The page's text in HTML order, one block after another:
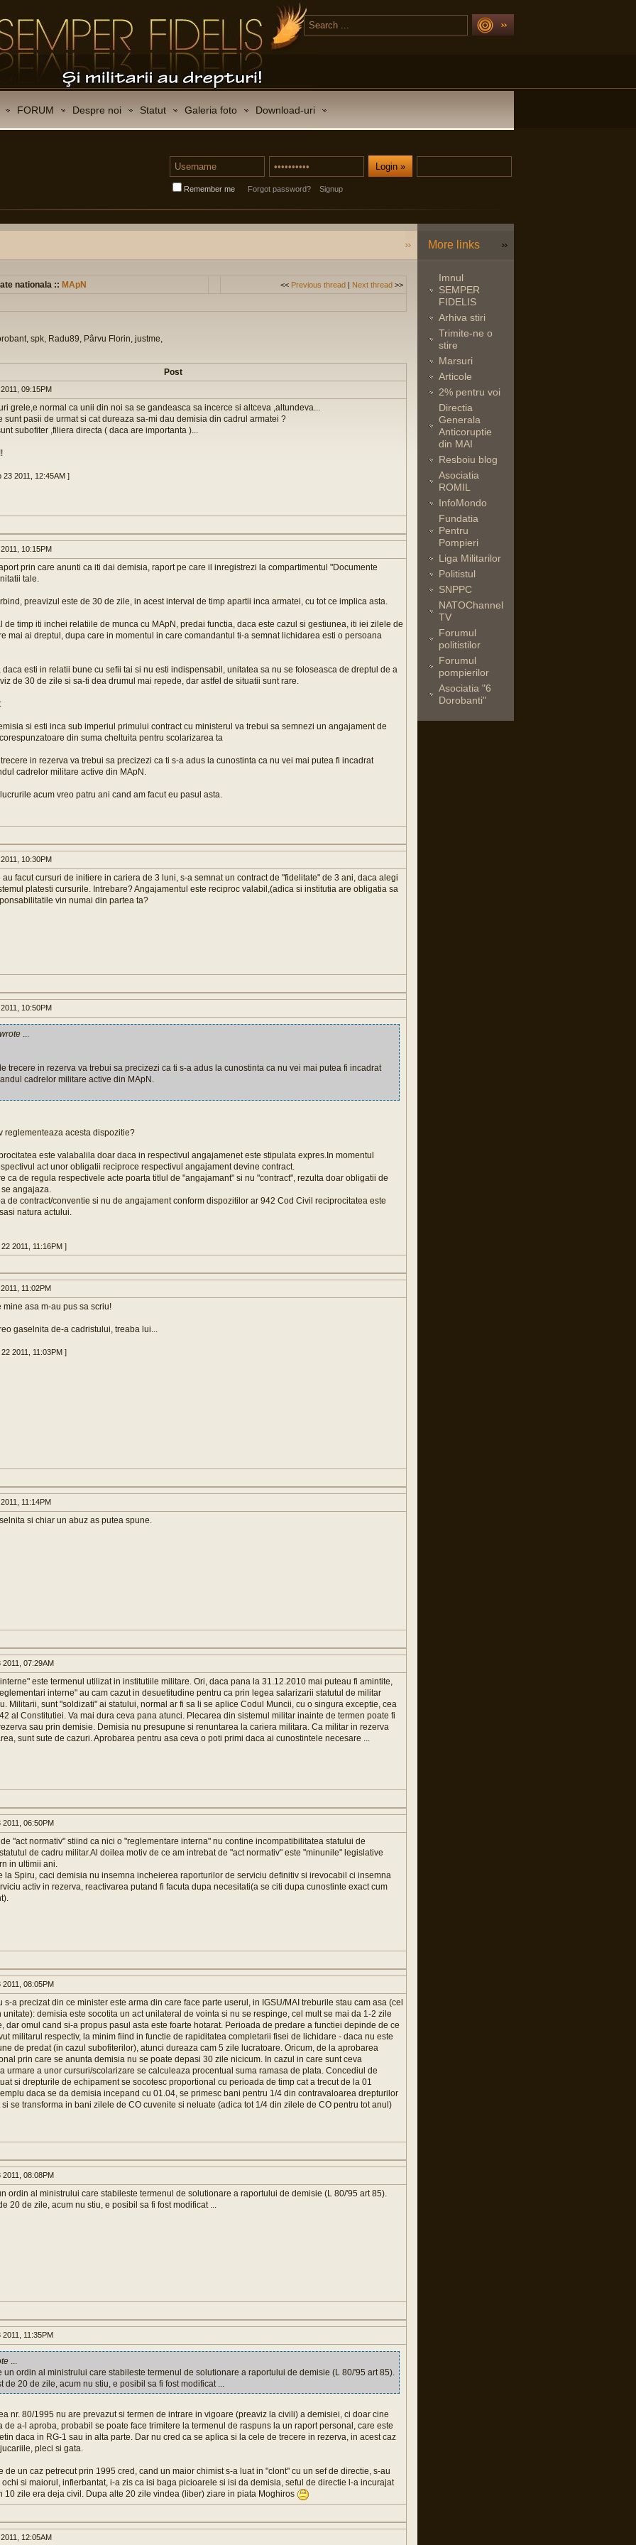
FORUM Despre noi Statut Galeria foto Download-uri
Remember me Forgot password? Signup
nationala :: MApN << Previous thread | Next thread >>
spk, Radu89, Pârvu Florin, justme,
Post
09:15PM
grele,e normal ca unii din noi sa se gandeasca sa incerce si altceva ,altundeva...
sunt pasii de urmat si cat dureaza sa-mi dau demisia din cadrul armatei ?
subofiter ,filiera directa ( daca are importanta )...
23 2011, 12:45AM ]
10:15PM
prin care anunti ca iti dai demisia, raport pe care il inregistrezi la compartimentul "Documente
tale.
preavizul este de 30 de zile, in acest interval de timp apartii inca armatei, cu tot ce implica asta.
de timp iti inchei relatiile de munca cu MApN, predai functia, daca este cazul si gestiunea, iti iei zilele de
mai ai dreptul, dupa care in momentul in care comandantul ti-a semnat lichidarea esti o persoana
daca esti in relatii bune cu sefii tai si nu esti indispensabil, unitatea sa nu se foloseasca de dreptul de a
de 30 de zile si sa-ti dea drumul mai repede, dar astfel de situatii sunt rare.
si esti inca sub imperiul primului contract cu ministerul va trebui sa semnezi un angajament de
din suma cheltuita pentru scolarizarea ta
in rezerva va trebui sa precizezi ca ti s-a adus la cunostinta ca nu vei mai putea fi incadrat
cadrelor militare active din MApN.
acum vreo patru ani cand am facut eu pasul asta.
10:30PM
au facut cursuri de initiere in cariera de 3 luni, s-a semnat un contract de "fidelitate" de 3 ani, daca alegi
platesti cursurile. Intrebare? Angajamentul este reciproc valabil,(adica si institutia are obligatia sa
vin numai din partea ta?
10:50PM
...
trecere in rezerva va trebui sa precizezi ca ti s-a adus la cunostinta ca nu vei mai putea fi incadrat
cadrelor militare active din MApN.
reglementeaza acesta dispozitie?
este valabalila doar daca in respectivul angajamenet este stipulata expres.In momentul
act unor obligatii reciproce respectivul angajament devine contract.
ca de regula respectivele acte poarta titlul de "angajamant" si nu "contract", rezulta doar obligatii de
angajaza.
de contract/conventie si nu de angajament conform dispozitilor ar 942 Cod Civil reciprocitatea este
natura actului.
2011, 11:16PM ]
11:02PM
mine asa m-au pus sa scriu!
gaselnita de-a cadristului, treaba lui...
2011, 11:03PM ]
11:14PM
si chiar un abuz as putea spune.
07:29AM
este termenul utilizat in institutiile militare. Ori, daca pana la 31.12.2010 mai puteau fi amintite,
interne" au cam cazut in desuetitudine pentru ca prin legea salarizarii statutul de militar
Militarii, sunt "soldizati" ai statului, normal ar fi sa li se aplice Codul Muncii, cu o singura exceptie, cea
al Constitutiei. Va mai dura ceva pana atunci. Plecarea din sistemul militar inainte de termen poate fi
sau prin demisie. Demisia nu presupune si renuntarea la cariera militara. Ca militar in rezerva
sunt sute de cazuri. Aprobarea pentru asa ceva o poti primi daca ai cunostintele necesare ...
06:50PM
"act normativ" stiind ca nici o "reglementare interna" nu contine incompatibilitatea statului de
de cadru militar.Al doilea motiv de ce am intrebat de "act normativ" este "minunile" legislative
in ultimii ani.
la Spiru, caci demisia nu insemna incheierea raporturilor de serviciu definitiv si irevocabil ci insemna
activ in rezerva, reactivarea putand fi facuta dupa necesitati(a se citi dupa cunostinte exact cum
08:05PM
s-a precizat din ce minister este arma din care face parte userul, in IGSU/MAI treburile stau cam asa (cel
unitate): demisia este socotita un act unilateral de vointa si nu se respinge, cel mult se mai da 1-2 zile
dar omul cand si-a propus pasul asta este foarte hotarat. Perioada de predare a functiei depinde de ce
militarul respectiv, la minim fiind in functie de rapiditatea completarii fisei de lichidare - daca nu este
de predat (in cazul subofiterilor), atunci dureaza cam 5 zile lucratoare. Oricum, de la aprobarea
prin care se anunta demisia nu se poate depasi 30 zile nicicum. In cazul in care sunt ceva
urmare a unor cursuri/scolarizare se calculeaza procentual suma ramasa de plata. Concediul de
si drepturile de echipament se socotesc proportional cu perioada de timp cat a trecut de la 01
daca se da demisia incepand cu 01.04, se primesc bani pentru 1/4 din contravaloarea drepturilor
se transforma in bani zilele de CO cuvenite si neluate (adica tot 1/4 din zilele de CO pentru tot anul)
08:08PM
ordin al ministrului care stabileste termenul de solutionare a raportului de demisie (L 80/'95 art 85).
20 de zile, acum nu stiu, e posibil sa fi fost modificat ...
11:35PM
...
un ordin al ministrului care stabileste termenul de solutionare a raportului de demisie (L 80/'95 art 85).
de 20 de zile, acum nu stiu, e posibil sa fi fost modificat ...
nr. 80/1995 nu are prevazut si termen de intrare in vigoare (preaviz la civili) a demisiei, ci doar cine
de a-l aproba, probabil se poate face trimitere la termenul de raspuns la un raport personal, care este
daca in RG-1 sau in alta parte. Dar nu cred ca se aplica si la cele de trecere in rezerva, in acest caz
pleci si gata.
de un caz petrecut prin 1995 cred, cand un maior chimist s-a luat in "clont" cu un sef de directie, s-au
si maiorul, infierbantat, i-a zis ca isi baga picioarele si isi da demisia, seful de directie l-a incurajat
10 zile era deja civil. Dupa alte 20 zile vindea (liber) ziare in piata Moghiros
12:05AM
More links
Imnul
SEMPER
FIDELIS
Arhiva stiri
Trimite-ne o
stire
Marsuri
Articole
2% pentru voi
Directia
Generala
Anticoruptie
din MAI
Resboiu blog
Asociatia
ROMIL
InfoMondo
Fundatia
Pentru
Pompieri
Liga Militarilor
Politistul
SNPPC
NATOChannel
TV
Forumul
politistilor
Forumul
pompierilor
Asociatia "6
Dorobanti"